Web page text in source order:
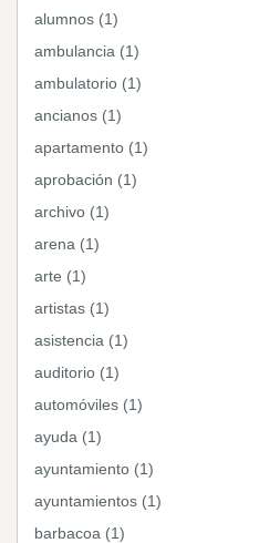
alumnos (1)
ambulancia (1)
ambulatorio (1)
ancianos (1)
apartamento (1)
aprobación (1)
archivo (1)
arena (1)
arte (1)
artistas (1)
asistencia (1)
auditorio (1)
automóviles (1)
ayuda (1)
ayuntamiento (1)
ayuntamientos (1)
barbacoa (1)